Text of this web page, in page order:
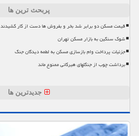
پربحث ترین ها
قیمت مسکن دو برابر شد بخر و بفروش ها دست از کار کشیدند
شوک سنگین به بازار مسکن تهران
جزئیات پرداخت وام بازسازی مسکن به لطمه دیدگان جنگ
برداشت چوب از جنگلهای هیرکانی ممنوع ماند
جدیدترین ها